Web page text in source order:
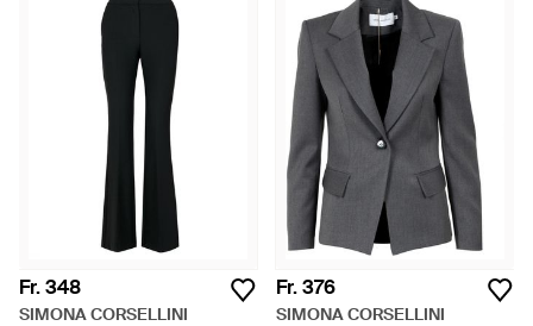
Fr. 348
SIMONA CORSELLINI
Fr. 376
SIMONA CORSELLINI